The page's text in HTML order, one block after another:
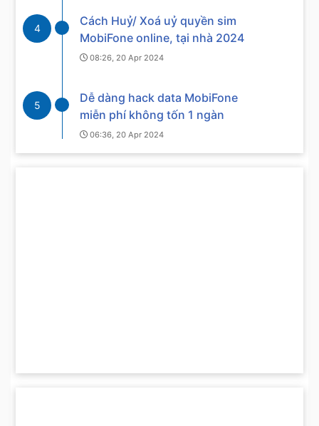
4
Cách Huỷ/ Xoá uỷ quyền sim
MobiFone online, tại nhà 2024
08:26, 20 Apr 2024
5
Dễ dàng hack data MobiFone
miễn phí không tốn 1 ngàn
06:36, 20 Apr 2024